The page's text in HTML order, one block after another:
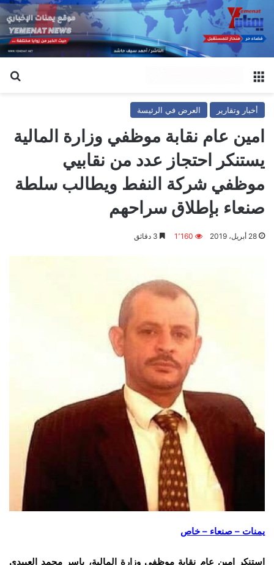
أخبار وتقارير العرض في الرئيسة
امين عام نقابة موظفي وزارة المالية
يستنكر احتجاز عدد من نقابيي
موظفي شركة النفط ويطالب سلطة
صنعاء بإطلاق سراحهم
28 أبريل، 2019 1٬160
يمنات – صنعاء – خاص
استنكر امين عام نقابة موظفي وزارة المالية، ياسر محمد العبيدي